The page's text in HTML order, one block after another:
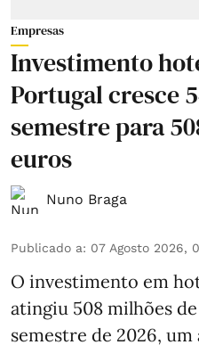
Empresas
Investimento
Portugal cresce
semestre para
euros
Nuno Braga
Publicado a: 07 Agosto 2026,
O investimento em
atingiu 508 milhões
semestre de 2026,